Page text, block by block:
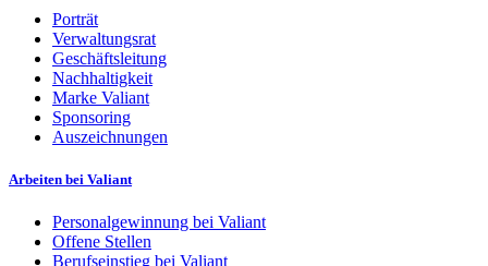
Porträt
Verwaltungsrat
Geschäftsleitung
Nachhaltigkeit
Marke Valiant
Sponsoring
Auszeichnungen
Arbeiten bei Valiant
Personalgewinnung bei Valiant
Offene Stellen
Berufseinstieg bei Valiant